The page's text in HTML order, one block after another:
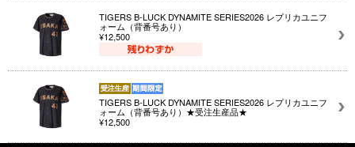
TIGERS B-LUCK DYNAMITE SERIES2026 レプリカユニフ
ォーム（背番号あり）
¥12,500
TIGERS B-LUCK DYNAMITE SERIES2026 レプリカユニフ
ォーム（背番号あり）★受注生産品★
¥12,500